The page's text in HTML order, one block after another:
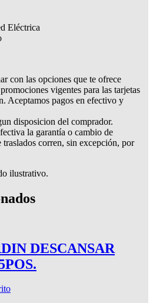
Eléctrica
con las opciones que te ofrece
vigentes para las tarjetas
Aceptamos pagos en efectivo y
disposicion del comprador.
la garantía o cambio de
corren, sin excepción, por
ilustrativo.
DESCANSAR